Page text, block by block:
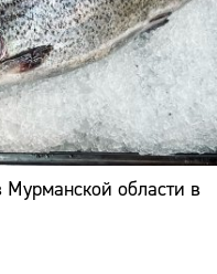
области в